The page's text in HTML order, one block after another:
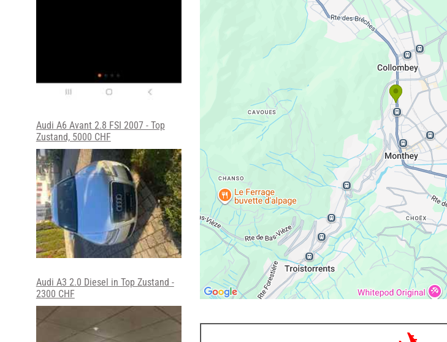
Audi A6 Avant 2.8 FSI 2007 - Top
Zustand, 5000 CHF
Audi A3 2.0 Diesel in Top Zustand -
2300 CHF